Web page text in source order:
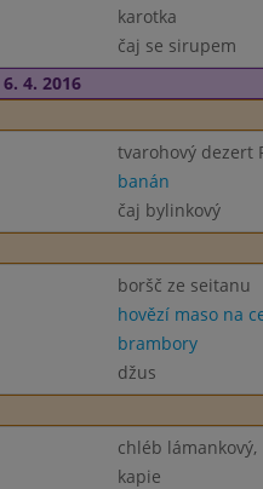
karotka
čaj se sirupem
4. 2016
tvarohový dezert
banán
čaj bylinkový
boršč ze seitanu
hovězí maso na
brambory
džus
chléb
kapie